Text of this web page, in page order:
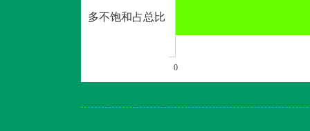
多不饱和占总比
0